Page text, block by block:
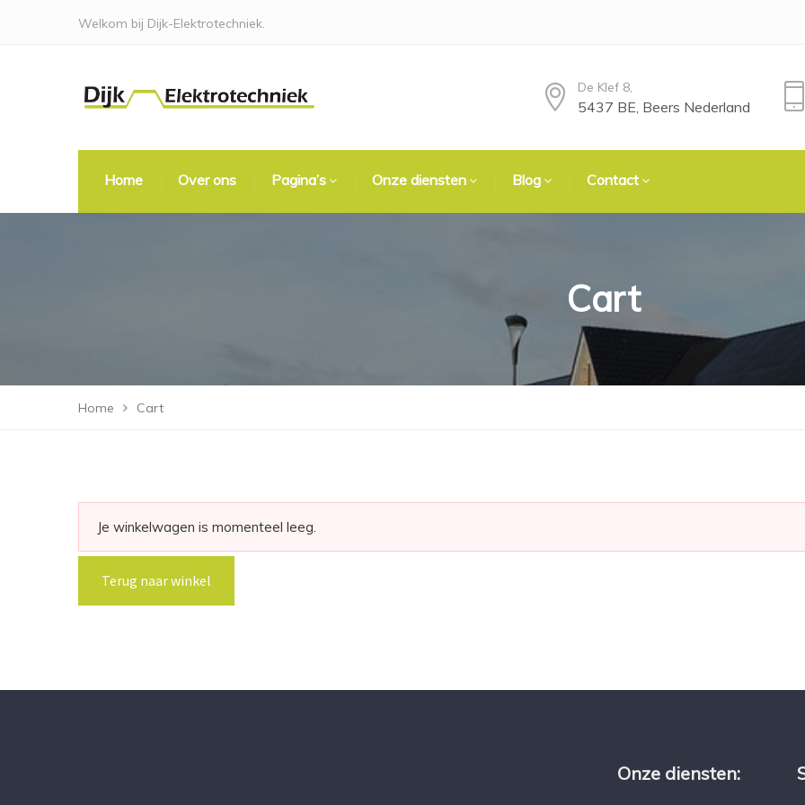
Welkom bij Dijk-Elektrotechniek.
De Klef 8,
5437 BE, Beers Nederland
Home Over ons Pagina’s Onze diensten Blog Contact
Cart
Home Cart
Je winkelwagen is momenteel leeg.
Terug naar winkel
Onze diensten: